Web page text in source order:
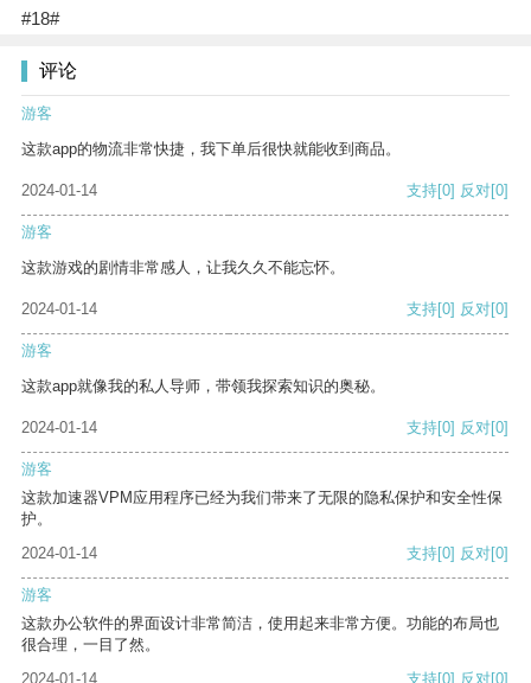
#18#
评论
游客
这款app的物流非常快捷，我下单后很快就能收到商品。
2024-01-14 支持[0] 反对[0]
游客
这款游戏的剧情非常感人，让我久久不能忘怀。
2024-01-14 支持[0] 反对[0]
游客
这款app就像我的私人导师，带领我探索知识的奥秘。
2024-01-14 支持[0] 反对[0]
游客
这款加速器VPM应用程序已经为我们带来了无限的隐私保护和安全性保
护。
2024-01-14
支持[0] 反对[0]
游客
这款办公软件的界面设计非常简洁，使用起来非常方便。功能的布局也
很合理，一目了然。
2024-01-14
支持[0] 反对[0]